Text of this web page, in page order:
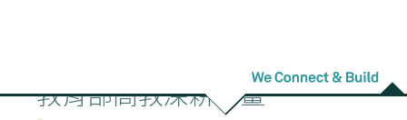
教育部高教深耕計畫